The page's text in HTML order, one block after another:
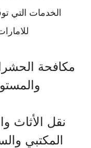
الخدمات التي
مكافحة
نقل الأثاث
المكتبي